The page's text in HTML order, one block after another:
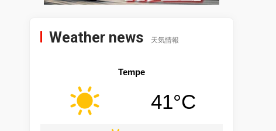
Weather news 天気情報
Tempe
41°C